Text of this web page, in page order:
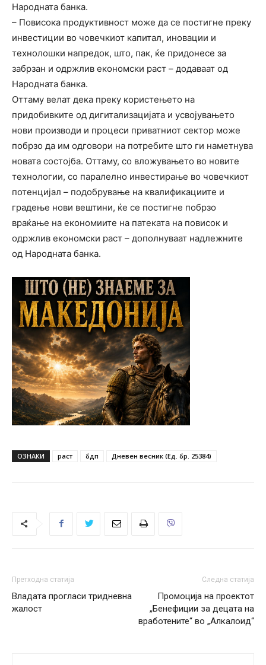
Народната банка.
– Повисока продуктивност може да се постигне преку
инвестиции во човечкиот капитал, иновации и
технолошки напредок, што, пак, ќе придонесе за
забрзан и одржлив економски раст – додаваат од
Народната банка.
Оттаму велат дека преку користењето на
придобивките од дигитализацијата и усвојувањето
нови производи и процеси приватниот сектор може
побрзо да им одговори на потребите што ги наметнува
новата состојба. Оттаму, со вложувањето во новите
технологии, со паралелно инвестирање во човечкиот
потенцијал – подобрување на квалификациите и
градење нови вештини, ќе се постигне побрзо
враќање на економиите на патеката на повисок и
одржлив економски раст – дополнуваат надлежните
од Народната банка.
ОЗНАКИ раст бдп Дневен весник (Ед. бр. 25384)
Претходна статија
Владата прогласи тридневна
жалост
Следна статија
Промоција на проектот
„Бенефиции за децата на
вработените“ во „Алкалоид“